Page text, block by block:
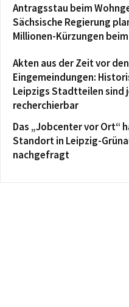
Antragsstau beim
Sächsische Regierung
Millionen-Kürzungen
Akten aus der Zeit vor den
Eingemeindungen:
Leipzigs Stadtteilen sind
recherchierbar
Das „Jobcenter vor Ort“
Standort in Leipzig-
nachgefragt